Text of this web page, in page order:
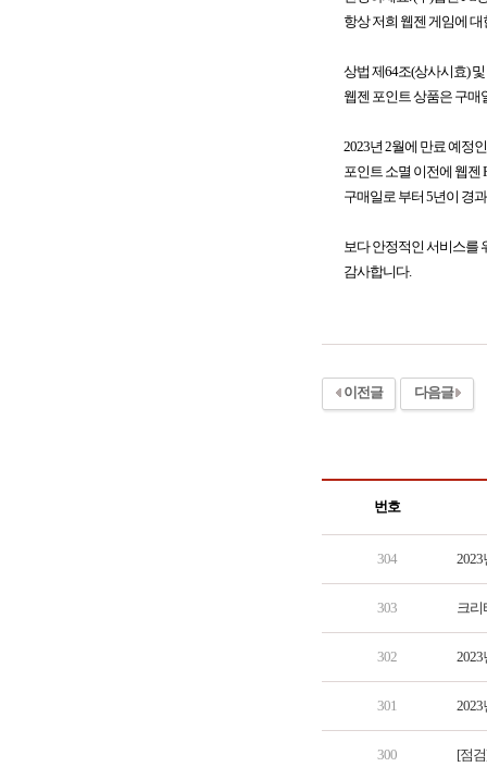
항상 저희 웹젠 게임에
상법 제64조(상사시효)
웹젠 포인트 상품은 구매
2023년 2월에 만료 예정
포인트 소멸 이전에 웹젠
구매일로 부터 5년이 경
보다 안정적인 서비스를
감사합니다.
이전글 다음글
번호
304 2023
303 크리
302 2023
301 2023
300 [점